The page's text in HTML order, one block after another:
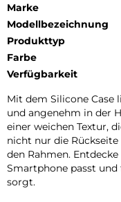
Marke
Modellbezeichnung
Produkttyp
Farbe
Verfügbarkeit
Mit dem Silicone Case
und angenehm in der
einer weichen Textur,
nicht nur die
den Rahmen.
Smartphone passt
sorgt.